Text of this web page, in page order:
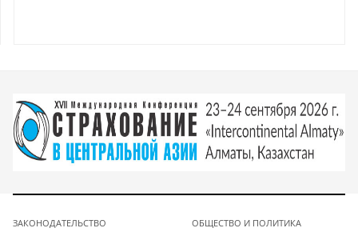
ЗАКОНОДАТЕЛЬСТВО
ОБЩЕСТВО И ПОЛИТИКА